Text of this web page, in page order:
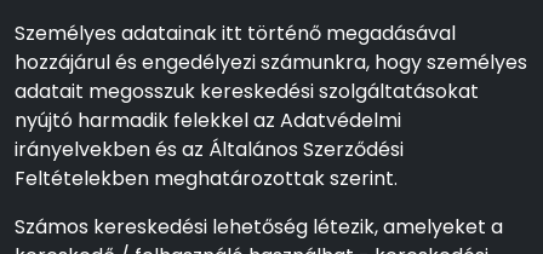
Személyes adatainak itt történő megadásával
hozzájárul és engedélyezi számunkra, hogy személyes
adatait megosszuk kereskedési szolgáltatásokat
nyújtó harmadik felekkel az Adatvédelmi
irányelvekben és az Általános Szerződési
Feltételekben meghatározottak szerint.
Számos kereskedési lehetőség létezik, amelyeket a